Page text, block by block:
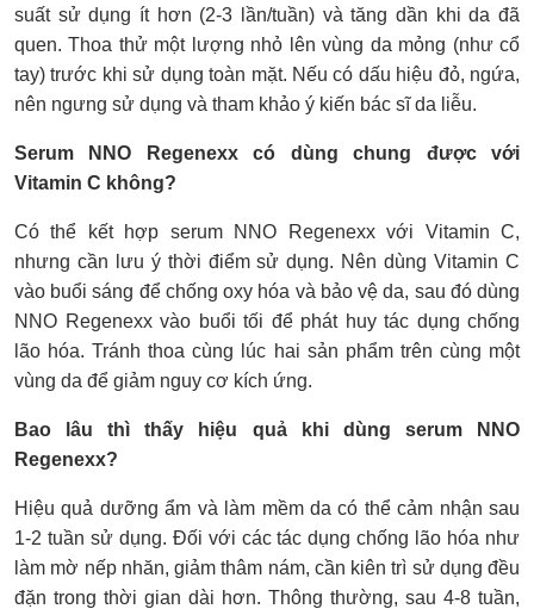
suất sử dụng ít hơn (2-3 lần/tuần) và tăng dần khi da đã
quen. Thoa thử một lượng nhỏ lên vùng da mỏng (như cổ
tay) trước khi sử dụng toàn mặt. Nếu có dấu hiệu đỏ, ngứa,
nên ngưng sử dụng và tham khảo ý kiến bác sĩ da liễu.
Serum NNO Regenexx có dùng chung được với
Vitamin C không?
Có thể kết hợp serum NNO Regenexx với Vitamin C,
nhưng cần lưu ý thời điểm sử dụng. Nên dùng Vitamin C
vào buổi sáng để chống oxy hóa và bảo vệ da, sau đó dùng
NNO Regenexx vào buổi tối để phát huy tác dụng chống
lão hóa. Tránh thoa cùng lúc hai sản phẩm trên cùng một
vùng da để giảm nguy cơ kích ứng.
Bao lâu thì thấy hiệu quả khi dùng serum NNO
Regenexx?
Hiệu quả dưỡng ẩm và làm mềm da có thể cảm nhận sau
1-2 tuần sử dụng. Đối với các tác dụng chống lão hóa như
làm mờ nếp nhăn, giảm thâm nám, cần kiên trì sử dụng đều
đặn trong thời gian dài hơn. Thông thường, sau 4-8 tuần,